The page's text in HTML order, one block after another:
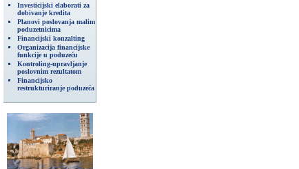
Investicijski elaborati za
dobivanje kredita
Planovi poslovanja malim
poduzetnicima
Financijski konzalting
Organizacija financijske
funkcije u poduzeću
Kontroling-upravljanje
poslovnim rezultatom
Financijsko
restrukturiranje poduzeća